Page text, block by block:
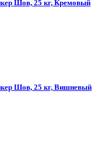
Шов, 25 кг, Кремовый
Шов, 25 кг, Вишневый